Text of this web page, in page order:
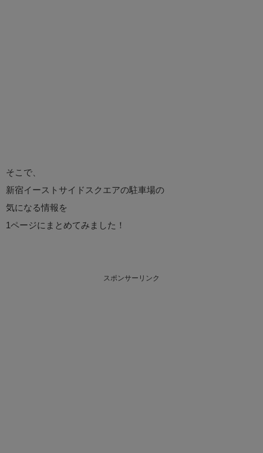
そこで、
新宿イーストサイドスクエアの駐車場の
気になる情報を
1ページにまとめてみました！
スポンサーリンク